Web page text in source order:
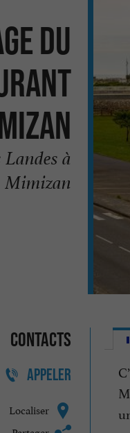
du
Landes à
Mimizan
Contacts
APPELER
Localiser